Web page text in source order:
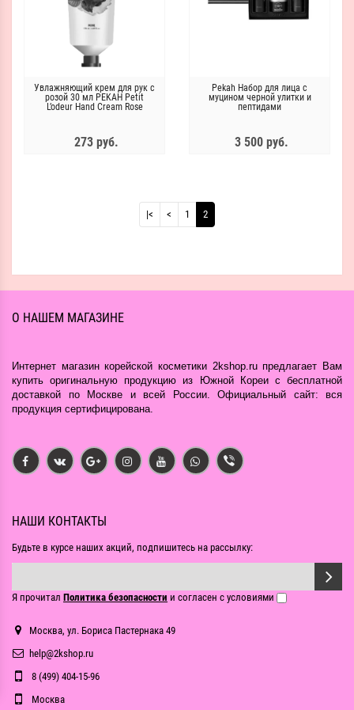
Увлажняющий крем для рук с
розой 30 мл PEKAH Petit
L’odeur Hand Cream Rose
273 руб.
Pekah Набор для лица с
муцином черной улитки и
пептидами
3 500 руб.
|< < 1 2
О НАШЕМ МАГАЗИНЕ
Интернет магазин корейской косметики 2kshop.ru предлагает Вам
купить оригинальную продукцию из Южной Кореи с бесплатной
доставкой по Москве и всей России. Официальный сайт: вся
продукция сертифицирована.
НАШИ КОНТАКТЫ
Будьте в курсе наших акций, подпишитесь на рассылку:
Я прочитал Политика безопасности и согласен с условиями
Москва, ул. Бориса Пастернака 49
help@2kshop.ru
8 (499) 404-15-96
Москва